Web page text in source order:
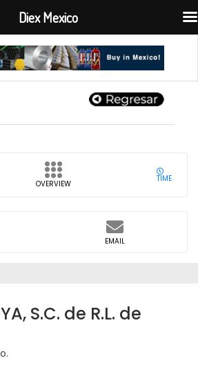
OVERVIEW
TIME
EMAIL
S.C. de R.L. de
Diex Mexico